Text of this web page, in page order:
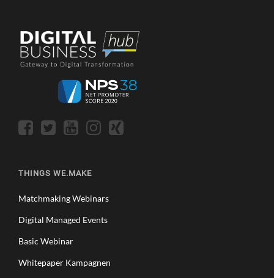
THINGS WE.MAKE
Matchmaking Webinars
Digital Managed Events
Basic Webinar
Whitepaper Kampagnen